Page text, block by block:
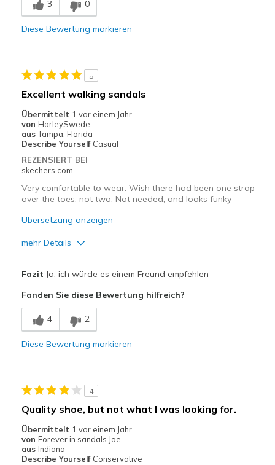
Durable
View On Shoes
Shoes are for Wearing
3 0
Diese Bewertung markieren
5
Excellent walking sandals
Übermittelt 1 vor einem Jahr
von HarleySwede
aus Tampa, Florida
Describe Yourself Casual
REZENSIERT BEI
skechers.com
Very comfortable to wear. Wish there had been one strap
over the toes, not two. Not needed, and looks funky
Übersetzung anzeigen
mehr Details
Nachteile
Too many straps. Looks weird, but very comfortab
Feels true to width
Sizing
Feels true to size
View On Shoes
Shoes are for Wearing
Fazit Ja, ich würde es einem Freund empfehlen
Fanden Sie diese Bewertung hilfreich?
4 2
Diese Bewertung markieren
4
Quality shoe, but not what I was looking for.
Übermittelt 1 vor einem Jahr
von Forever in sandals Joe
aus Indiana
Describe Yourself Conservative